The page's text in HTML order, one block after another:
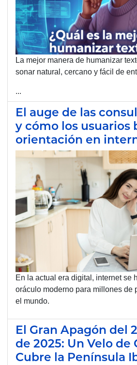
La mejor manera de humanizar
sonar natural, cercano y fácil de
...
El auge de las
y cómo los usuarios
orientación en
En la actual era digital, internet se
oráculo moderno para millones de
el mundo.
El Gran Apagón del
de 2025: Un Velo de
Cubre la Península